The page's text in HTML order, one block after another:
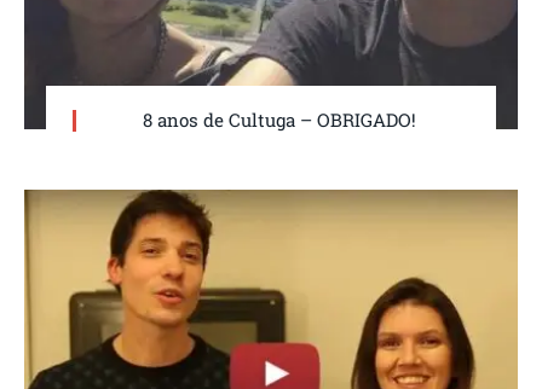
8 anos de Cultuga – OBRIGADO!